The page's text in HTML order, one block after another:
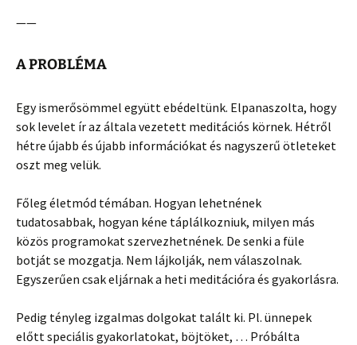
——
A PROBLÉMA
Egy ismerősömmel együtt ebédeltünk. Elpanaszolta, hogy
sok levelet ír az általa vezetett meditációs körnek. Hétről
hétre újabb és újabb információkat és nagyszerű ötleteket
oszt meg velük.
Főleg életmód témában. Hogyan lehetnének
tudatosabbak, hogyan kéne táplálkozniuk, milyen más
közös programokat szervezhetnének. De senki a füle
botját se mozgatja. Nem lájkolják, nem válaszolnak.
Egyszerűen csak eljárnak a heti meditációra és gyakorlásra.
Pedig tényleg izgalmas dolgokat talált ki. Pl. ünnepek
előtt speciális gyakorlatokat, böjtöket, … Próbálta